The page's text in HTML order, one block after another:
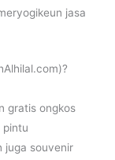
jasa
gratis ongkos
pintu
juga souvenir